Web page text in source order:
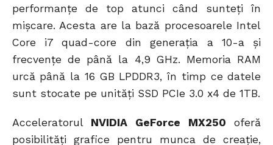
performanțe de top atunci când sunteți în
mișcare. Acesta are la bază procesoarele Intel
Core i7 quad-core din generația a 10-a și
frecvențe de până la 4,9 GHz. Memoria RAM
urcă până la 16 GB LPDDR3, în timp ce datele
sunt stocate pe unități SSD PCIe 3.0 x4 de 1TB.
Acceleratorul NVIDIA GeForce MX250 oferă
posibilități grafice pentru munca de creație,